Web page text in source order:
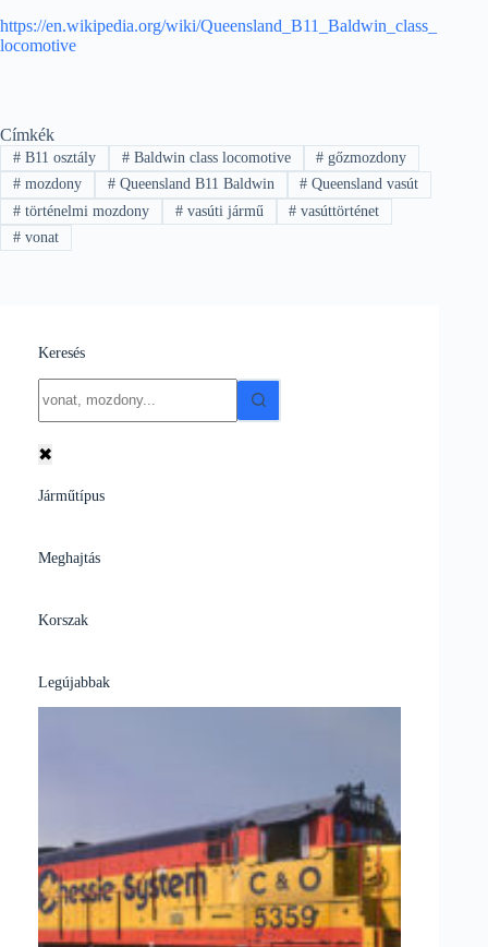
https://en.wikipedia.org/wiki/Queensland_B11_Baldwin_class_
locomotive
Címkék
#B11 osztály #Baldwin class locomotive # gőzmozdony
#mozdony #Queensland B11 Baldwin # Queensland vasút
#történelmi mozdony #vasúti jármű # vasúttörténet
#vonat
Keresés
results
✖
Járműtípus
Meghajtás
Korszak
Legújabbak